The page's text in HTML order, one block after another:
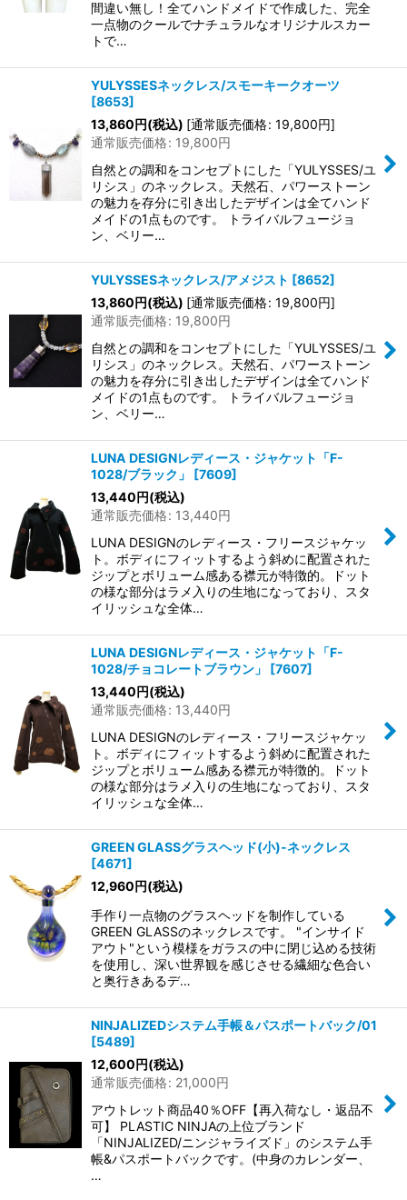
間違い無し！全てハンドメイドで作成した、完全
一点物のクールでナチュラルなオリジナルスカー
トで…
YULYSSESネックレス/スモーキークオーツ
[8653]
13,860円(税込) [通常販売価格: 19,800円]
通常販売価格: 19,800円
自然との調和をコンセプトにした「YULYSSES/ユ
リシス」のネックレス。天然石、パワーストーン
の魅力を存分に引き出したデザインは全てハンド
メイドの1点ものです。 トライバルフュージョ
ン、ベリー…
YULYSSESネックレス/アメジスト [8652]
13,860円(税込) [通常販売価格: 19,800円]
通常販売価格: 19,800円
自然との調和をコンセプトにした「YULYSSES/ユ
リシス」のネックレス。天然石、パワーストーン
の魅力を存分に引き出したデザインは全てハンド
メイドの1点ものです。 トライバルフュージョ
ン、ベリー…
LUNA DESIGNレディース・ジャケット「F-
1028/ブラック」
[7609]
13,440円(税込)
通常販売価格: 13,440円
LUNA DESIGNのレディース・フリースジャケッ
ト。ボディにフィットするよう斜めに配置された
ジップとボリューム感ある襟元が特徴的。ドット
の様な部分はラメ入りの生地になっており、スタ
イリッシュな全体…
LUNA DESIGNレディース・ジャケット「F-
1028/チョコレートブラウン」
[7607]
13,440円(税込)
通常販売価格: 13,440円
LUNA DESIGNのレディース・フリースジャケッ
ト。ボディにフィットするよう斜めに配置された
ジップとボリューム感ある襟元が特徴的。ドット
の様な部分はラメ入りの生地になっており、スタ
イリッシュな全体…
GREEN GLASSグラスヘッド(小)-ネックレス
[4671]
12,960円(税込)
手作り一点物のグラスヘッドを制作している
GREEN GLASSのネックレスです。 "インサイド
アウト"という模様をガラスの中に閉じ込める技術
を使用し、深い世界観を感じさせる繊細な色合い
と奥行きあるデ…
NINJALIZEDシステム手帳＆パスポートバック/01
[5489]
12,600円(税込)
通常販売価格: 21,000円
アウトレット商品40％OFF【再入荷なし・返品不
可】 PLASTIC NINJAの上位ブランド
「NINJALIZED/ニンジャライズド」のシステム手
帳&パスポートバックです。(中身のカレンダー、
…